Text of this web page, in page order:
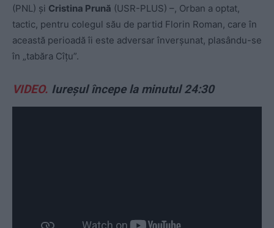
(PNL) și Cristina Prună (USR-PLUS) –, Orban a optat,
tactic, pentru colegul său de partid Florin Roman, care în
această perioadă îi este adversar înverșunat, plasându-se
în „tabăra Cîțu”.
VIDEO. Iureșul începe la minutul 24:30